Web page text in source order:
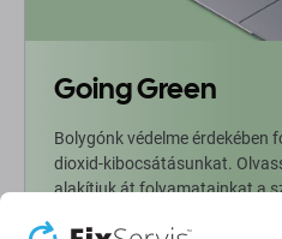
Going Green
Bolygónk védelme érdekében
dioxid-kibocsátásunkat.
alakítjuk át folyamatainkat a